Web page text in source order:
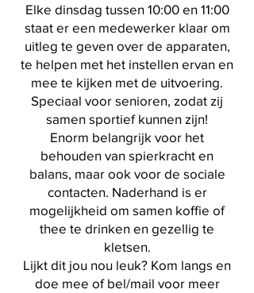
Elke dinsdag tussen 10:00 en 11:00
staat er een medewerker klaar om
uitleg te geven over de apparaten,
te helpen met het instellen ervan en
mee te kijken met de uitvoering.
Speciaal voor senioren, zodat zij
samen sportief kunnen zijn!
Enorm belangrijk voor het
behouden van spierkracht en
balans, maar ook voor de sociale
contacten. Naderhand is er
mogelijkheid om samen koffie of
thee te drinken en gezellig te
kletsen.
Lijkt dit jou nou leuk? Kom langs en
doe mee of bel/mail voor meer